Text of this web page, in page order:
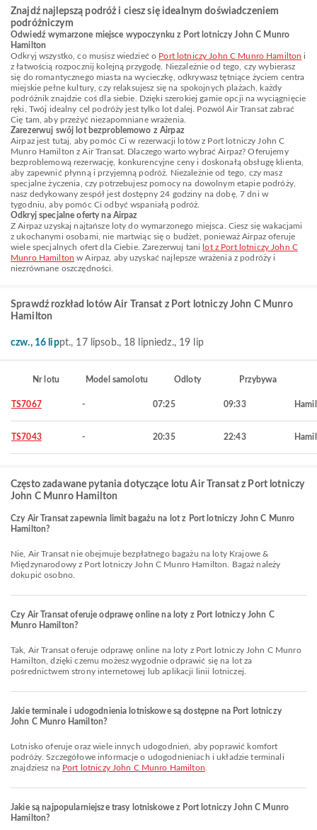
Znajdź najlepszą podróż i ciesz się idealnym doświadczeniem
podróżniczym
Odwiedź wymarzone miejsce wypoczynku z Port lotniczy John C Munro
Hamilton
Odkryj wszystko, co musisz wiedzieć o Port lotniczy John C Munro Hamilton i
z łatwością rozpocznij kolejną przygodę. Niezależnie od tego, czy wybierasz
się do romantycznego miasta na wycieczkę, odkrywasz tętniące życiem centra
miejskie pełne kultury, czy relaksujesz się na spokojnych plażach, każdy
podróżnik znajdzie coś dla siebie. Dzięki szerokiej gamie opcji na wyciągnięcie
ręki, Twój idealny cel podróży jest tylko lot dalej. Pozwól Air Transat zabrać
Cię tam, aby przeżyć niezapomniane wrażenia.
Zarezerwuj swój lot bezproblemowo z Airpaz
Airpaz jest tutaj, aby pomóc Ci w rezerwacji lotów z Port lotniczy John C
Munro Hamilton z Air Transat. Dlaczego warto wybrać Airpaz? Oferujemy
bezproblemową rezerwację, konkurencyjne ceny i doskonałą obsługę klienta,
aby zapewnić płynną i przyjemną podróż. Niezależnie od tego, czy masz
specjalne życzenia, czy potrzebujesz pomocy na dowolnym etapie podróży,
nasz dedykowany zespół jest dostępny 24 godziny na dobę, 7 dni w
tygodniu, aby pomóc Ci odbyć wspaniałą podróż.
Odkryj specjalne oferty na Airpaz
Z Airpaz uzyskaj najtańsze loty do wymarzonego miejsca. Ciesz się wakacjami
z ukochanymi osobami, nie martwiąc się o budżet, ponieważ Airpaz oferuje
wiele specjalnych ofert dla Ciebie. Zarezerwuj tani lot z Port lotniczy John C
Munro Hamilton w Airpaz, aby uzyskać najlepsze wrażenia z podróży i
niezrównane oszczędności.
Sprawdź rozkład lotów Air Transat z Port lotniczy John C Munro
Hamilton
czw., 16 lippt., 17 lipsob., 18 lipniedz., 19 lip
Nr lotu Model samolotu Odloty Przybywa
TS7067 - 07:25 09:33
TS7043 - 20:35 22:43
Często zadawane pytania dotyczące lotu Air Transat z Port lotniczy
John C Munro Hamilton
Czy Air Transat zapewnia limit bagażu na lot z Port lotniczy John C Munro
Hamilton?
Nie, Air Transat nie obejmuje bezpłatnego bagażu na loty Krajowe &
Międzynarodowy z Port lotniczy John C Munro Hamilton. Bagaż należy
dokupić osobno.
Czy Air Transat oferuje odprawę online na loty z Port lotniczy John C
Munro Hamilton?
Tak, Air Transat oferuje odprawę online na loty z Port lotniczy John C Munro
Hamilton, dzięki czemu możesz wygodnie odprawić się na lot za
pośrednictwem strony internetowej lub aplikacji linii lotniczej.
Jakie terminale i udogodnienia lotniskowe są dostępne na Port lotniczy
John C Munro Hamilton?
Lotnisko oferuje oraz wiele innych udogodnień, aby poprawić komfort
podróży. Szczegółowe informacje o udogodnieniach i układzie terminali
znajdziesz na Port lotniczy John C Munro Hamilton
Jakie są najpopularniejsze trasy lotniskowe z Port lotniczy John C Munro
Hamilton?